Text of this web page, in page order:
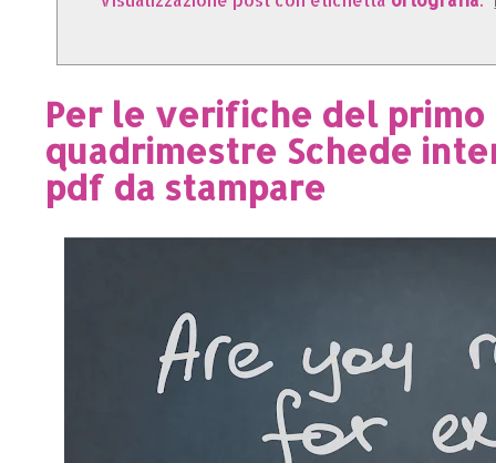
Per le verifiche del primo
quadrimestre Schede
pdf da stampare